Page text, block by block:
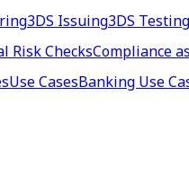
3DS Issuing3DS Testing
Risk ChecksCompliance
Use CasesBanking Use